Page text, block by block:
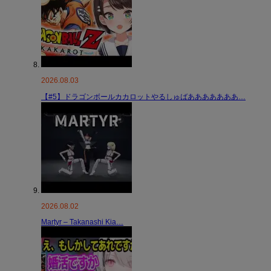
2026.08.03
【#5】ドラゴンボールカカロットやるしゅばあああああああ…
2026.08.02
Martyr – Takanashi Kia…